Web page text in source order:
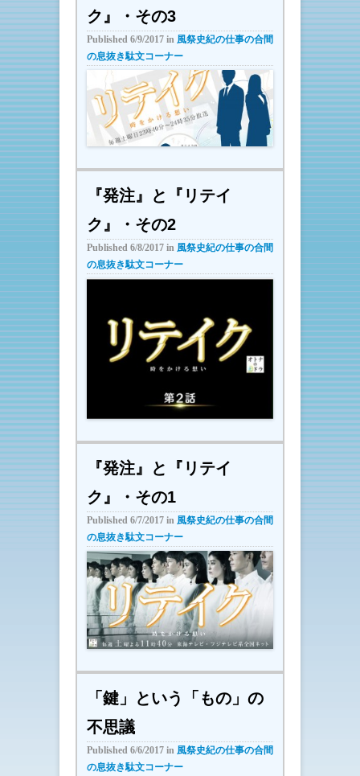
ク』・その3
Published 6/9/2017 in 風祭史紀の仕事の合間
の息抜き駄文コーナー
『発注』と『リテイ
ク』・その2
Published 6/8/2017 in 風祭史紀の仕事の合間
の息抜き駄文コーナー
『発注』と『リテイ
ク』・その1
Published 6/7/2017 in 風祭史紀の仕事の合間
の息抜き駄文コーナー
「鍵」という「もの」の
不思議
Published 6/6/2017 in 風祭史紀の仕事の合間
の息抜き駄文コーナー